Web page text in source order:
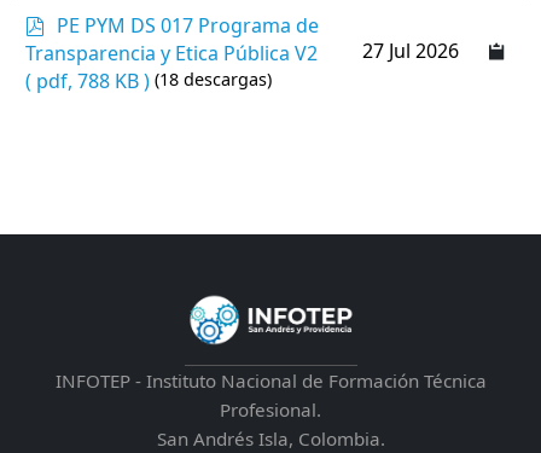
h
e
p
d
f
PE PYM DS 017 Programa de
Transparencia y Etica Pública V2
( pdf, 788 KB ) (18 descargas)
27 Jul 2026
INFOTEP - Instituto Nacional de Formación Técnica
Profesional.
San Andrés Isla, Colombia.